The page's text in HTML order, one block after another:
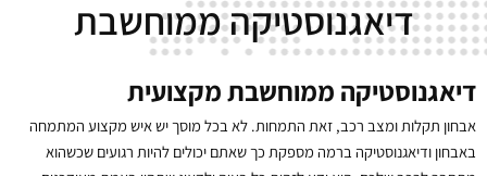
דיאגנוסטיקה ממוחשבת
דיאגנוסטיקה ממוחשבת מקצועית
אבחון תקלות ומצב רכב, זאת התמחות. לא בכל מוסך יש איש מקצוע המתמחה
באבחון ודיאגנוסטיקה ברמה מספקת כך שאתם יכולים להיות רגועים שכשהוא